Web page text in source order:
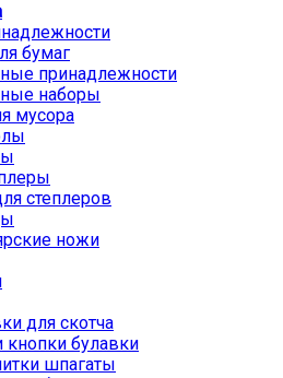
бумаг
принадлежности
наборы
мусора
степлеров
ножи
для скотча
кнопки булавки
шпагаты